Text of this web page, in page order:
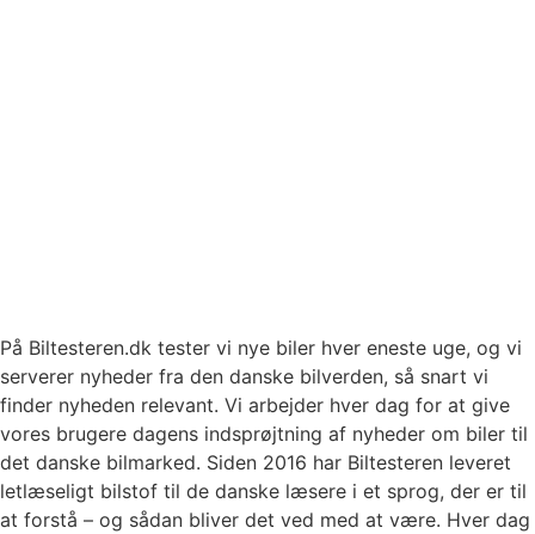
På Biltesteren.dk tester vi nye biler hver eneste uge, og vi
serverer nyheder fra den danske bilverden, så snart vi
finder nyheden relevant. Vi arbejder hver dag for at give
vores brugere dagens indsprøjtning af nyheder om biler til
det danske bilmarked. Siden 2016 har Biltesteren leveret
letlæseligt bilstof til de danske læsere i et sprog, der er til
at forstå – og sådan bliver det ved med at være. Hver dag